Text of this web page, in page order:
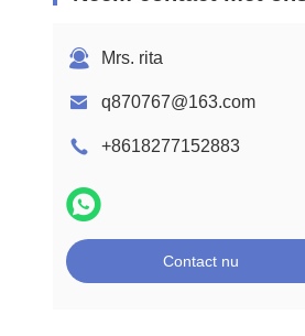
Mrs. rita
q870767@163.com
+8618277152883
Contact nu